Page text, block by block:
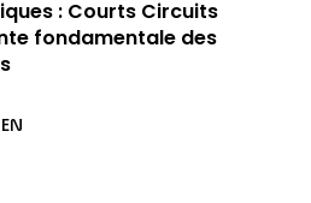
: Courts Circuits
fondamentale des
EN